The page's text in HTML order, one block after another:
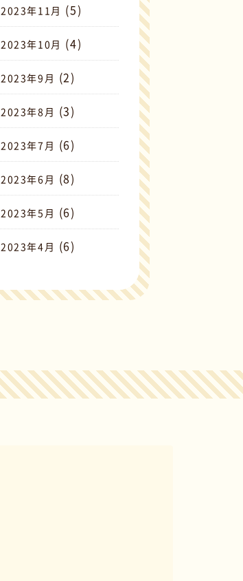
2023年11月 (5)
2023年10月 (4)
2023年9月 (2)
2023年8月 (3)
2023年7月 (6)
2023年6月 (8)
2023年5月 (6)
2023年4月 (6)